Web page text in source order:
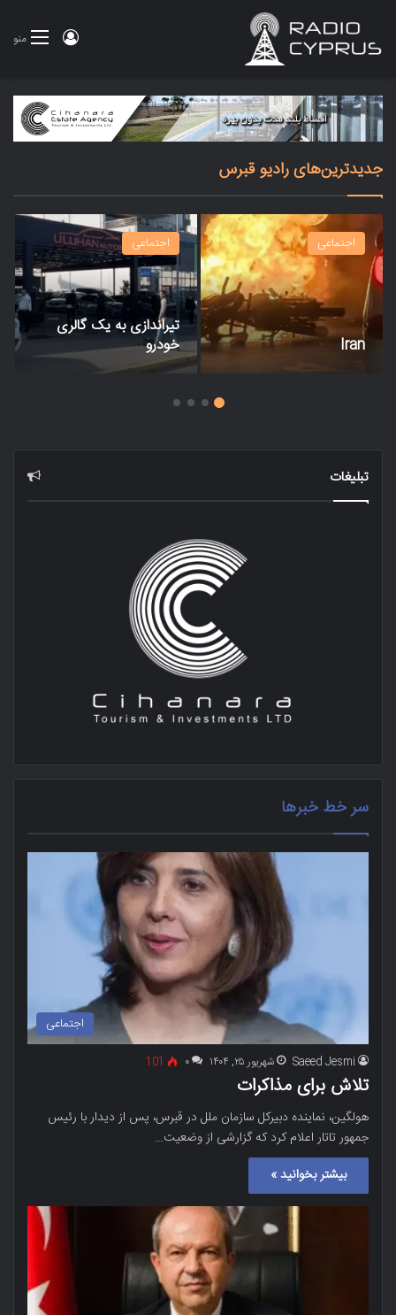
منو ورود
جدیدترین‌های رادیو قبرس
اجتماعی
Iran
اجتماعی
تیراندازی به یک گالری
خودرو
تبلیغات
سر خط خبرها
اجتماعی
Saeed Jesmi شهریور ۲۵, ۱۴۰۴ ۰ 101
تلاش برای مذاکرات
هولگین، نماینده دبیرکل سازمان ملل در قبرس، پس از دیدار با رئیس
جمهور تاتار اعلام کرد که گزارشی از وضعیت…
بیشتر بخوانید »